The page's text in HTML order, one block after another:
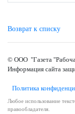
Возврат к списку
© ООО "Газета
Информация сайта
Политика
Любое использование
правообладателя.